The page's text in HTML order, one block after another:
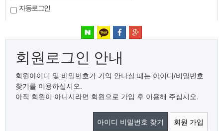
자동로그인
네이버 로그인
카카오 로그인
페이스북 로그인
구글 로그인
회원로그인 안내
회원아이디 및 비밀번호가 기억 안나실 때는 아이디/비밀번호
찾기를 이용하십시오.
아직 회원이 아니시라면 회원으로 가입 후 이용해 주십시오.
아이디 비밀번호 찾기 회원 가입